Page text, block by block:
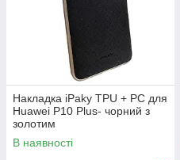
Накладка iPaky TPU + PC для
Huawei P10 Plus- чорний з
золотим
В наявності